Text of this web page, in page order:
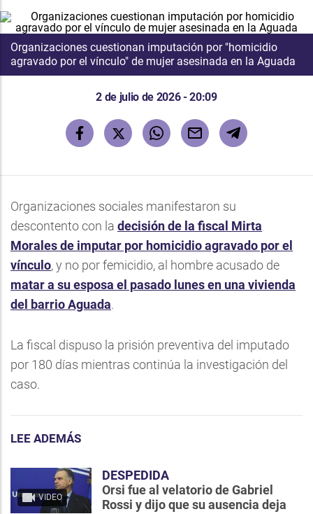
Organizaciones cuestionan imputación por "homicidio
agravado por el vínculo" de mujer asesinada en la Aguada
2 de julio de 2026 - 20:09
Organizaciones sociales manifestaron su
descontento con la decisión de la fiscal Mirta
Morales de imputar por homicidio agravado por el
vínculo, y no por femicidio, al hombre acusado de
matar a su esposa el pasado lunes en una vivienda
del barrio Aguada.
La fiscal dispuso la prisión preventiva del imputado
por 180 días mientras continúa la investigación del
caso.
LEE ADEMÁS
VIDEO
DESPEDIDA
Orsi fue al velatorio de Gabriel
Rossi y dijo que su ausencia deja